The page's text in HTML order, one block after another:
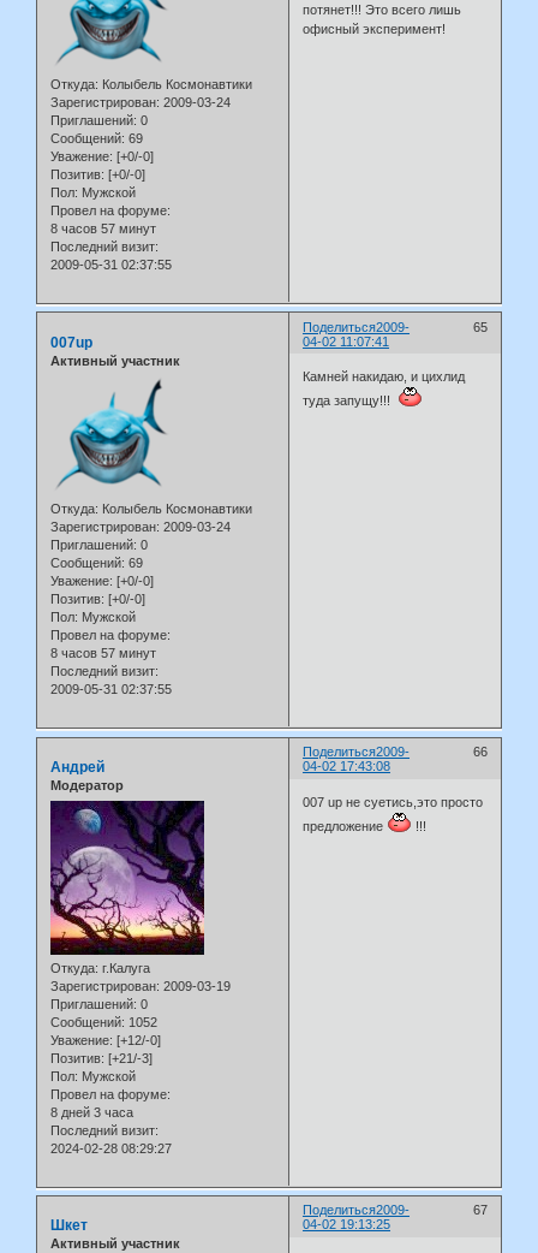
Откуда: Колыбель Космонавтики
Зарегистрирован: 2009-03-24
Приглашений: 0
Сообщений: 69
Уважение: [+0/-0]
Позитив: [+0/-0]
Пол: Мужской
Провел на форуме:
8 часов 57 минут
Последний визит:
2009-05-31 02:37:55
потянет!!! Это всего лишь
офисный эксперимент!
Поделиться 65
2009-
04-02 11:07:41
007up
Активный участник
Откуда: Колыбель Космонавтики
Зарегистрирован: 2009-03-24
Приглашений: 0
Сообщений: 69
Уважение: [+0/-0]
Позитив: [+0/-0]
Пол: Мужской
Провел на форуме:
8 часов 57 минут
Последний визит:
2009-05-31 02:37:55
Камней накидаю, и цихлид
туда запущу!!!
Поделиться 66
2009-
04-02 17:43:08
Андрей
Модератор
Откуда: г.Калуга
Зарегистрирован: 2009-03-19
Приглашений: 0
Сообщений: 1052
Уважение: [+12/-0]
Позитив: [+21/-3]
Пол: Мужской
Провел на форуме:
8 дней 3 часа
Последний визит:
2024-02-28 08:29:27
007 up не суетись,это просто
предложение
!!!
Поделиться 67
2009-
04-02 19:13:25
Шкет
Активный участник